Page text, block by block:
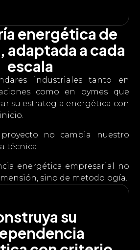
energética de
adaptada a cada
escala
industriales tanto en
como en pymes que
su estrategia energética con
no cambia nuestro
técnica.
energética empresarial no
sino de metodología.
su